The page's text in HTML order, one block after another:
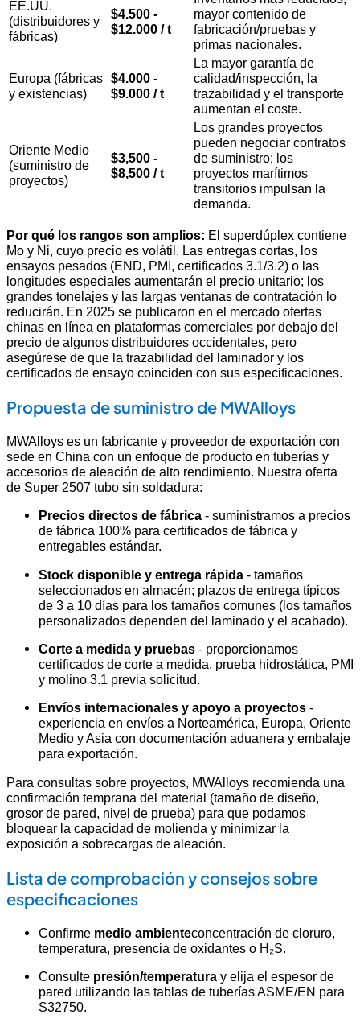
EE.UU.
(distribuidores y
fábricas)
$4.500 -
$12.000 / t
mayor contenido de
fabricación/pruebas y
primas nacionales.
Europa (fábricas
y existencias)
$4.000 -
$9.000 / t
La mayor garantía de
calidad/inspección, la
trazabilidad y el transporte
aumentan el coste.
Oriente Medio
(suministro de
proyectos)
$3,500 -
$8,500 / t
Los grandes proyectos
pueden negociar contratos
de suministro; los
proyectos marítimos
transitorios impulsan la
demanda.
Por qué los rangos son amplios: El superdúplex contiene
Mo y Ni, cuyo precio es volátil. Las entregas cortas, los
ensayos pesados (END, PMI, certificados 3.1/3.2) o las
longitudes especiales aumentarán el precio unitario; los
grandes tonelajes y las largas ventanas de contratación lo
reducirán. En 2025 se publicaron en el mercado ofertas
chinas en línea en plataformas comerciales por debajo del
precio de algunos distribuidores occidentales, pero
asegúrese de que la trazabilidad del laminador y los
certificados de ensayo coinciden con sus especificaciones.
Propuesta de suministro de MWAlloys
MWAlloys es un fabricante y proveedor de exportación con
sede en China con un enfoque de producto en tuberías y
accesorios de aleación de alto rendimiento. Nuestra oferta
de Super 2507 tubo sin soldadura:
Precios directos de fábrica - suministramos a precios
de fábrica 100% para certificados de fábrica y
entregables estándar.
Stock disponible y entrega rápida - tamaños
seleccionados en almacén; plazos de entrega típicos
de 3 a 10 días para los tamaños comunes (los tamaños
personalizados dependen del laminado y el acabado).
Corte a medida y pruebas - proporcionamos
certificados de corte a medida, prueba hidrostática, PMI
y molino 3.1 previa solicitud.
Envíos internacionales y apoyo a proyectos -
experiencia en envíos a Norteamérica, Europa, Oriente
Medio y Asia con documentación aduanera y embalaje
para exportación.
Para consultas sobre proyectos, MWAlloys recomienda una
confirmación temprana del material (tamaño de diseño,
grosor de pared, nivel de prueba) para que podamos
bloquear la capacidad de molienda y minimizar la
exposición a sobrecargas de aleación.
Lista de comprobación y consejos sobre
especificaciones
Confirme medio ambienteconcentración de cloruro,
temperatura, presencia de oxidantes o H₂S.
Consulte presión/temperatura y elija el espesor de
pared utilizando las tablas de tuberías ASME/EN para
S32750.